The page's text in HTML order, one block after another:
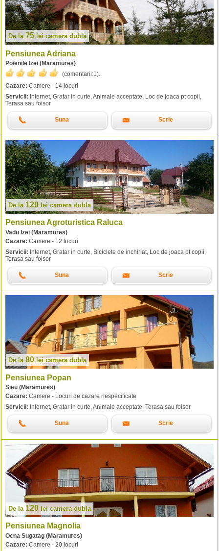
De la 75 lei camera dubla
Pensiunea Adriana
Poienile Izei (Maramures)
(comentarii:1).
Cazare: Camere - 14 locuri
Servicii: Internet, Gratar in curte, Animale acceptate, Loc de joaca pt copii,
Terasa sau foisor
Suna Scrie
De la 120lei camera dubla
Pensiunea Agroturistica Raluca
Vadu Izei (Maramures)
Cazare: Camere - 12 locuri
Servicii: Internet, Gratar in curte, Biciclete de inchiriat, Loc de joaca pt copii,
Terasa sau foisor
Suna Scrie
De la 80leicamera dubla
Pensiunea Popan
Sieu (Maramures)
Cazare: Camere - Locuri de cazare nespecificate
Servicii: Internet, Gratar in curte, Animale acceptate, Terasa sau foisor
Suna Scrie
De la 120 leicamera dubla
Pensiunea Magnolia
Ocna Sugatag (Maramures)
Cazare: Camere - 20 locuri